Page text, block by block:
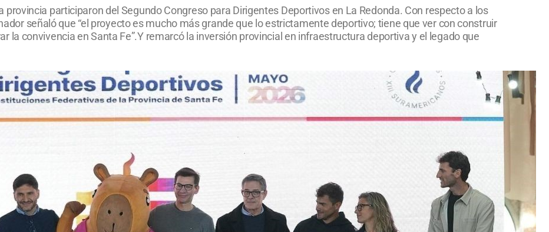
participaron del Segundo Congreso para Dirigentes Deportivos en La Redonda. Con respecto a los
señaló que “el proyecto es mucho más grande que lo estrictamente deportivo; tiene que ver con construir
la convivencia en Santa Fe”.Y remarcó la inversión provincial en infraestructura deportiva y el legado que